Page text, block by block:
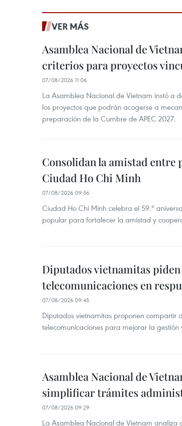
VER MÁS
Asamblea Nacional de
criterios para proyectos
07/08/2026 11:06
La Asamblea Nacional de Vietnam instó a
los proyectos que podrán acogerse a
preparación de la Cumbre de APEC 2027.
Consolidan la amistad entre
Ciudad Ho Chi Minh
07/08/2026 09:56
Ciudad Ho Chi Minh celebra el 59.º
popular para fortalecer la amistad y
Diputados vietnamitas
telecomunicaciones en
07/08/2026 09:45
Diputados vietnamitas proponen compartir
telecomunicaciones para mejorar la gestión
Asamblea Nacional de
simplificar trámites
07/08/2026 09:29
La Asamblea Nacional de Vietnam analiza